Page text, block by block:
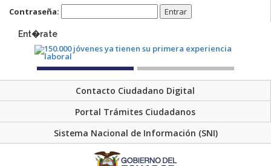
Contraseña:
Ent�rate
Contacto Ciudadano Digital
Portal Trámites Ciudadanos
Sistema Nacional de Información (SNI)